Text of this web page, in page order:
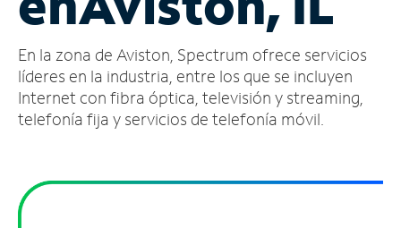
cuenta
Encuentra
una
tienda
En la zona de Aviston, Spectrum ofrece servicios
líderes en la industria, entre los que se incluyen
Internet con fibra óptica, televisión y streaming,
telefonía fija y servicios de telefonía móvil.